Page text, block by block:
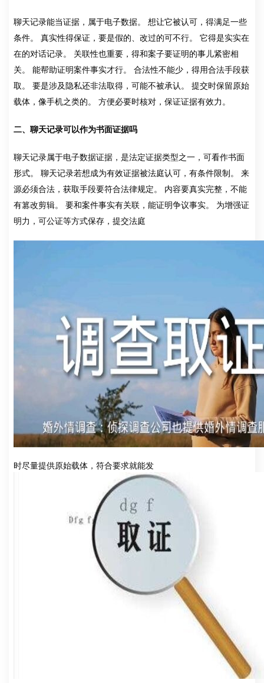
聊天记录能当证据，属于电子数据。 想让它被认可，得满足一些
条件。 真实性得保证，要是假的、改过的可不行。 它得是实实在
在的对话记录。 关联性也重要，得和案子要证明的事儿紧密相
关。 能帮助证明案件事实才行。 合法性不能少，得用合法手段获
取。 要是涉及隐私还非法取得，可能不被承认。 提交时保留原始
载体，像手机之类的。 方便必要时核对，保证证据有效力。
二、聊天记录可以作为书面证据吗
聊天记录属于电子数据证据，是法定证据类型之一，可看作书面
形式。 聊天记录若想成为有效证据被法庭认可，有条件限制。 来
源必须合法，获取手段要符合法律规定。 内容要真实完整，不能
有篡改剪辑。 要和案件事实有关联，能证明争议事实。 为增强证
明力，可公证等方式保存，提交法庭
时尽量提供原始载体，符合要求就能发